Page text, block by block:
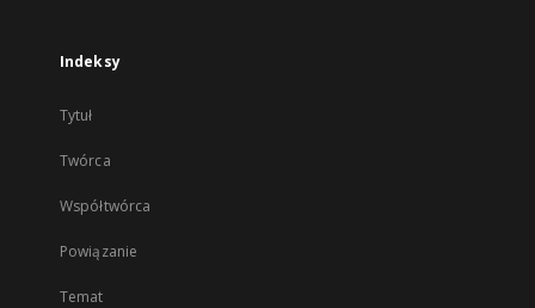
Indeksy
Tytuł
Twórca
Współtwórca
Powiązanie
Temat